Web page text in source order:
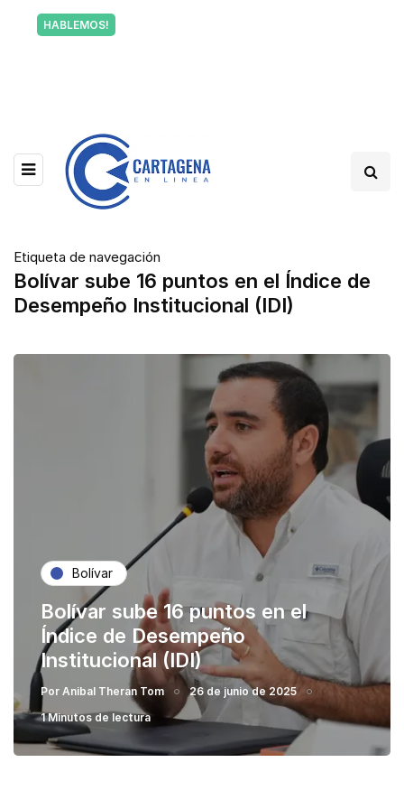
HABLEMOS!
Etiqueta de navegación
Bolívar sube 16 puntos en el Índice de
Desempeño Institucional (IDI)
Bolívar
Bolívar sube 16 puntos en el
Índice de Desempeño
Institucional (IDI)
Por Anibal Theran Tom
26 de junio de 2025
1 Minutos de lectura